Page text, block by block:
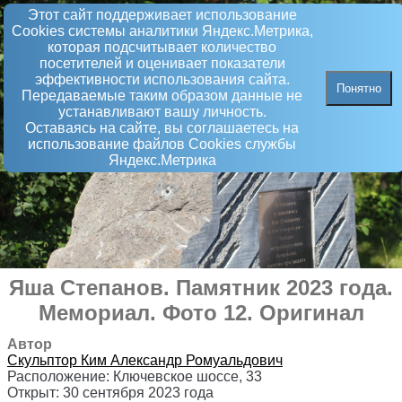
Этот сайт поддерживает использование
Сookies системы аналитики Яндекс.Метрика,
которая подсчитывает количество
посетителей и оценивает показатели
эффективности использования сайта.
Передаваемые таким образом данные не
устанавливают вашу личность.
Оставаясь на сайте, вы соглашаетесь на
использование файлов Сookies службы
Яндекс.Метрика
Понятно
Яша Степанов. Памятник 2023 года.
Мемориал. Фото 12. Оригинал
Автор
Скульптор Ким Александр Ромуальдович
Расположение: Ключевское шоссе, 33
Открыт: 30 сентября 2023 года